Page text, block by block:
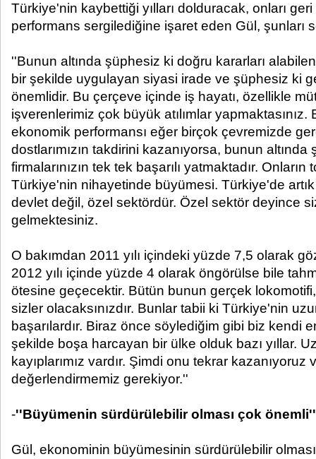
Türkiye'nin kaybettiği yılları dolduracak, onları
performans sergilediğine işaret eden Gül, şunları
''Bunun altında şüphesiz ki doğru kararları
bir şekilde uygulayan siyasi irade ve şüphesiz ki
önemlidir. Bu çerçeve içinde iş hayatı, özellikle
işverenlerimiz çok büyük atılımlar
ekonomik performansı eğer birçok çevremizde
dostlarımızın takdirini kazanıyorsa, bunun
firmalarınızın tek tek başarılı yatmaktadır. Onların
Türkiye'nin nihayetinde büyümesi. Türkiye'de
devlet değil, özel sektördür. Özel sektör deyince
gelmektesiniz.
O bakımdan 2011 yılı içindeki yüzde 7,5 olarak
2012 yılı içinde yüzde 4 olarak öngörülse bile
ötesine geçecektir. Bütün bunun gerçek
sizler olacaksınızdır. Bunlar tabii ki Türkiye'nin
başarılardır. Biraz önce söylediğim gibi biz kendi
şekilde boşa harcayan bir ülke olduk bazı yıllar.
kayıplarımız vardır. Şimdi onu tekrar kazanıyoruz
değerlendirmemiz gerekiyor.''
-''Büyümenin sürdürülebilir olması çok önemli''
Gül, ekonominin büyümesinin sürdürülebilir